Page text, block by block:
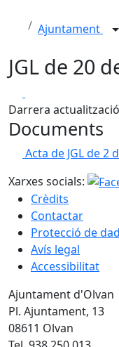
Ajuntament
JGL de 20
Darrera
Documents
Acta de JGL de 2
Xarxes socials:
Crèdits
Contactar
Protecció de
Avís legal
Accessibilitat
Ajuntament d'Olvan
Pl. Ajuntament, 13
08611 Olvan